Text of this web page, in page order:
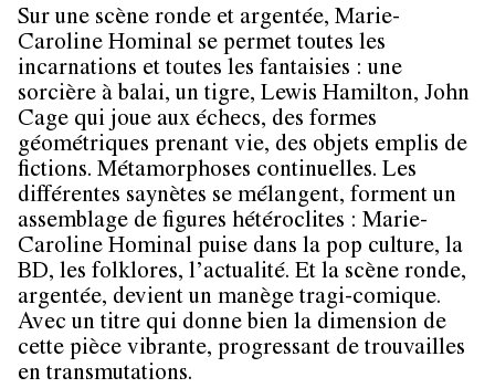
Sur une scène ronde et argentée, Marie-
Caroline Hominal se permet toutes les
incarnations et toutes les fantaisies : une
sorcière à balai, un tigre, Lewis Hamilton, John
Cage qui joue aux échecs, des formes
géométriques prenant vie, des objets emplis de
fictions. Métamorphoses continuelles. Les
différentes saynètes se mélangent, forment un
assemblage de figures hétéroclites : Marie-
Caroline Hominal puise dans la pop culture, la
BD, les folklores, l’actualité. Et la scène ronde,
argentée, devient un manège tragi-comique.
Avec un titre qui donne bien la dimension de
cette pièce vibrante, progressant de trouvailles
en transmutations.